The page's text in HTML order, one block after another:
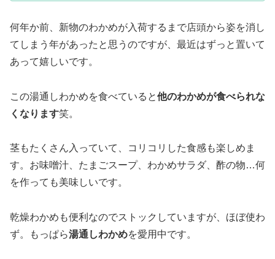
何年か前、新物のわかめが入荷するまで店頭から姿を消し
てしまう年があったと思うのですが、最近はずっと置いて
あって嬉しいです。
この湯通しわかめを食べていると他のわかめが食べられな
くなります笑。
茎もたくさん入っていて、コリコリした食感も楽しめま
す。お味噌汁、たまごスープ、わかめサラダ、酢の物…何
を作っても美味しいです。
乾燥わかめも便利なのでストックしていますが、ほぼ使わ
ず。もっぱら湯通しわかめを愛用中です。